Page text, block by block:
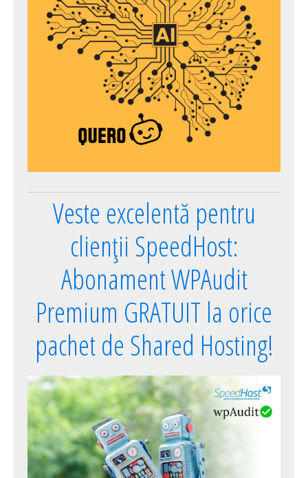
Veste excelentă pentru
clienții SpeedHost:
Abonament WPAudit
Premium GRATUIT la orice
pachet de Shared Hosting!